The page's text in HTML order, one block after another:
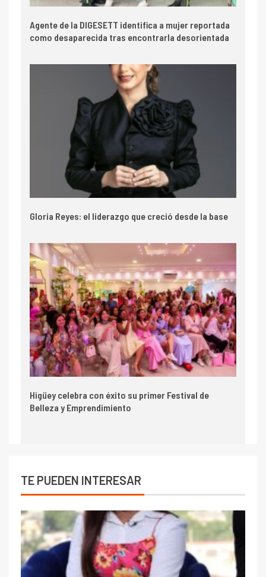
Agente de la DIGESETT identifica a mujer reportada
como desaparecida tras encontrarla desorientada
Gloria Reyes: el liderazgo que creció desde la base
Higüey celebra con éxito su primer Festival de
Belleza y Emprendimiento
TE PUEDEN INTERESAR